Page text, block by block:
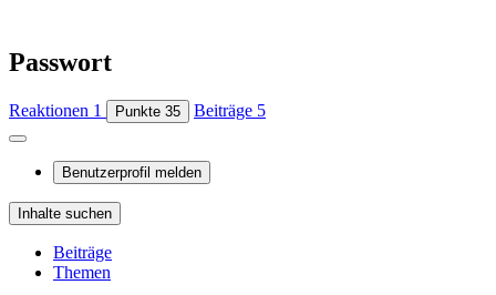
Passwort
Reaktionen 1 Punkte 35 Beiträge 5
Benutzerprofil melden
Inhalte suchen
Beiträge
Themen